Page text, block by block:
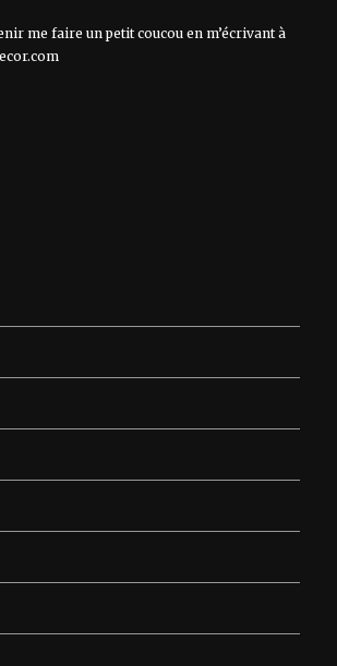
me faire un petit coucou en m’écrivant à